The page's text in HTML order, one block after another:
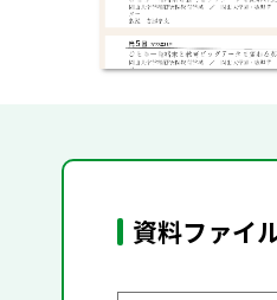
資料ファイ